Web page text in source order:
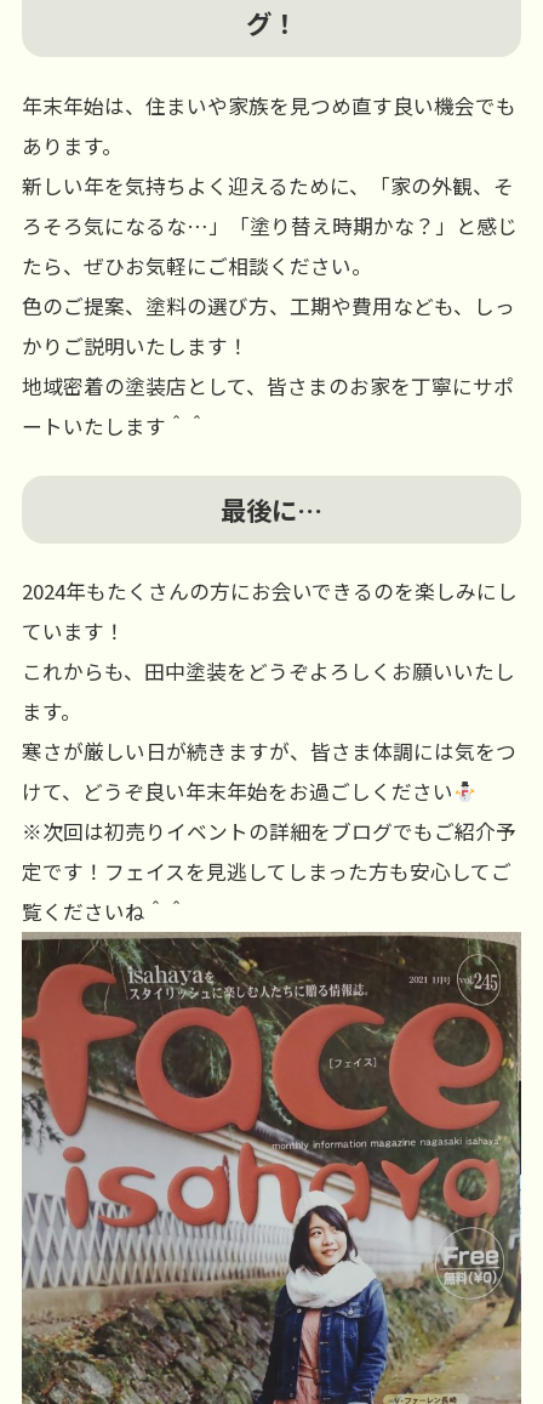
グ！
年末年始は、住まいや家族を見つめ直す良い機会でも
あります。
新しい年を気持ちよく迎えるために、「家の外観、そ
ろそろ気になるな…」「塗り替え時期かな？」と感じ
たら、ぜひお気軽にご相談ください。
色のご提案、塗料の選び方、工期や費用なども、しっ
かりご説明いたします！
地域密着の塗装店として、皆さまのお家を丁寧にサポ
ートいたします＾＾
最後に…
2024年もたくさんの方にお会いできるのを楽しみにし
ています！
これからも、田中塗装をどうぞよろしくお願いいたし
ます。
寒さが厳しい日が続きますが、皆さま体調には気をつ
けて、どうぞ良い年末年始をお過ごしください
※次回は初売りイベントの詳細をブログでもご紹介予
定です！フェイスを見逃してしまった方も安心してご
覧くださいね＾＾